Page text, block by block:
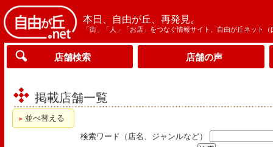
本日、自由が丘、再発見。
「街」「人」「お店」をつなぐ情報サイト、自由が丘ネット（
店舗検索 店舗の声
掲載店舗一覧
並べ替える
検索ワード（店名、ジャンルなど）